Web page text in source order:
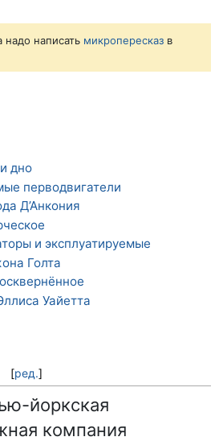
надо написать микропересказ в
дно
перводвигатели
Д’Анкония
и эксплуатируемые
Голта
Уайетта
[ред.]
йоркская
компания